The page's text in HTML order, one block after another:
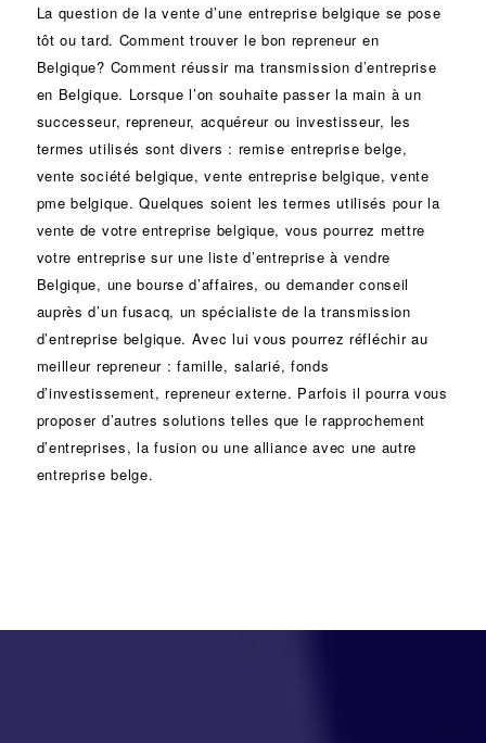
La question de la vente d’une entreprise belgique se pose
tôt ou tard. Comment trouver le bon repreneur en
Belgique? Comment réussir ma transmission d’entreprise
en Belgique. Lorsque l’on souhaite passer la main à un
successeur, repreneur, acquéreur ou investisseur, les
termes utilisés sont divers : remise entreprise belge,
vente société belgique, vente entreprise belgique, vente
pme belgique. Quelques soient les termes utilisés pour la
vente de votre entreprise belgique, vous pourrez mettre
votre entreprise sur une liste d’entreprise à vendre
Belgique, unebourse d’affaires, ou demander conseil
auprès d’un fusacq, un spécialiste de latransmission
d’entreprise belgique. Avec lui vous pourrez réfléchir au
meilleur repreneur :famille, salarié, fonds
d’investissement, repreneur externe. Parfois il pourra vous
proposer d’autres solutions telles que le rapprochement
d’entreprises, lafusion ou unealliance avec une autre
entreprise belge.